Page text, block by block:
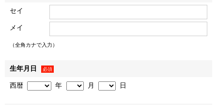
• お客様から提供された情報（氏名、住所、電話番号、電
子メールアドレス、生年月日、性別、職業など、お客様から
提供された一切の情報で、物件来場後に不動産取引に際して
２．お客様は、登録した情報に変更があった場合、下記「個
うえ登録情報を変更するものとします。変更登録がなされな
セイ
メイ
（全角カナで入力）
生年月日 必須
西暦 年 月 日